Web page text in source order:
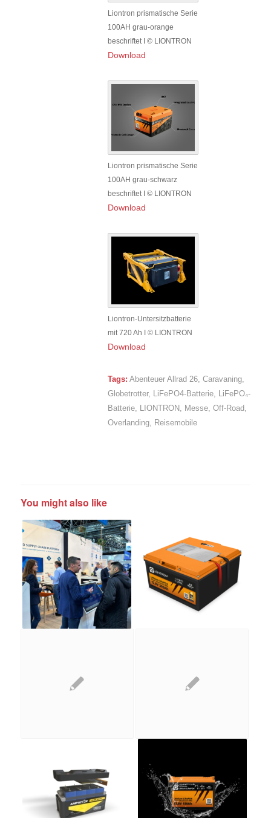
Liontron prismatische Serie
100AH grau-orange
beschriftet I © LIONTRON
Download
Liontron prismatische Serie
100AH grau-schwarz
beschriftet I © LIONTRON
Download
Liontron-Untersitzbatterie
mit 720 Ah I © LIONTRON
Download
Tags: Abenteuer Allrad 26, Caravaning,
Globetrotter, LiFePO4-Batterie,
LiFePO₄-
Batterie, LIONTRON Messe, Off-Road
Overlanding, Reisemobile
You might also like